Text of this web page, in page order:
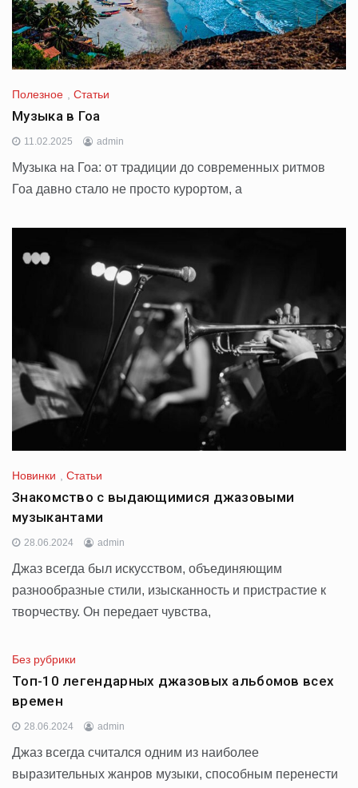
Полезное Статьи
Музыка в Гоа
11.02.2025 admin
Музыка на Гоа: от традиции до современных ритмов
Гоа давно стало не просто курортом, а
Новинки Статьи
Знакомство с выдающимися джазовыми
музыкантами
28.06.2024 admin
Джаз всегда был искусством, объединяющим
разнообразные стили, изысканность и пристрастие к
творчеству. Он передает чувства,
Без рубрики
Топ-10 легендарных джазовых альбомов всех
времен
28.06.2024 admin
Джаз всегда считался одним из наиболее
выразительных жанров музыки, способным перенести